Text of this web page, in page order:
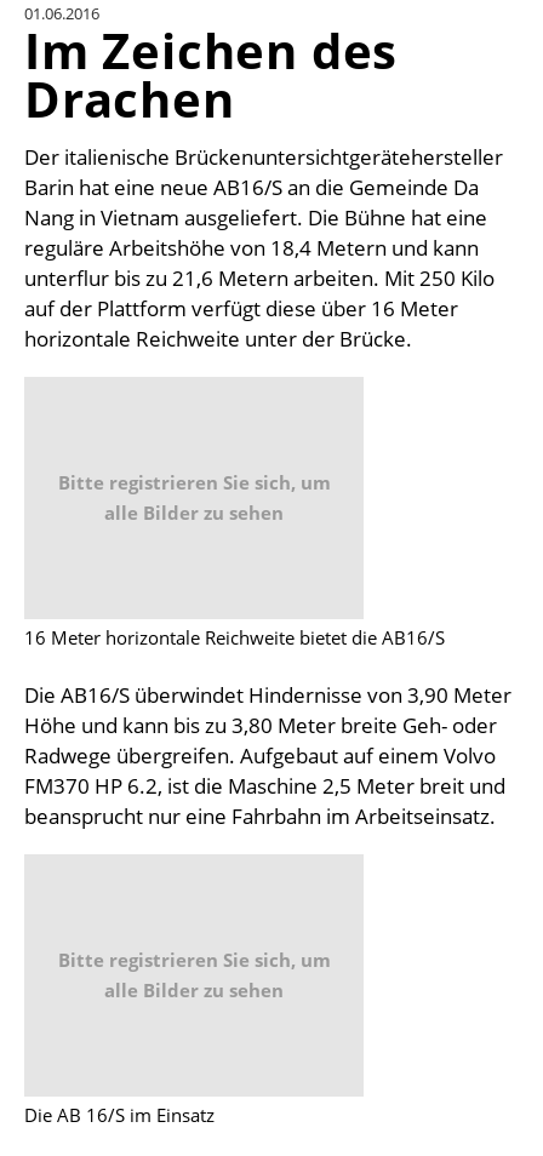
EINHEITENKONVERTER
KONTAKT
01.06.2016
Im Zeichen des
Drachen
Der italienische Brückenuntersichtgerätehersteller
Barin hat eine neue AB16/S an die Gemeinde Da
Nang in Vietnam ausgeliefert. Die Bühne hat eine
reguläre Arbeitshöhe von 18,4 Metern und kann
unterflur bis zu 21,6 Metern arbeiten. Mit 250 Kilo
auf der Plattform verfügt diese über 16 Meter
horizontale Reichweite unter der Brücke.
Bitte registrieren Sie sich, um
alle Bilder zu sehen
16 Meter horizontale Reichweite bietet die AB16/S
Die AB16/S überwindet Hindernisse von 3,90 Meter
Höhe und kann bis zu 3,80 Meter breite Geh- oder
Radwege übergreifen. Aufgebaut auf einem Volvo
FM370 HP 6.2, ist die Maschine 2,5 Meter breit und
beansprucht nur eine Fahrbahn im Arbeitseinsatz.
Bitte registrieren Sie sich, um
alle Bilder zu sehen
Die AB 16/S im Einsatz